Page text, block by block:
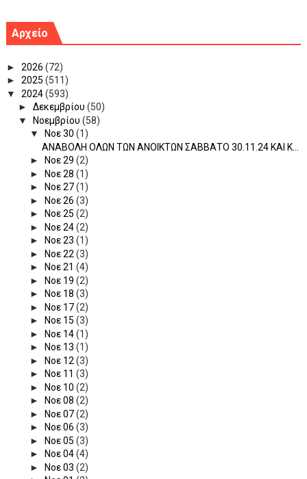
Αρχείο
► 2026 (72)
► 2025 (511)
▼ 2024(593)
► Δεκεμβρίου (50)
▼
Νοεμβρίου (58)
▼
Νοε 30 (1)
ANABOΛΗ ΟΛΩΝ ΤΩΝ ΑΝΟΙΚΤΩΝ ΣΑΒΒΑΤΟ 30.11.24 ΚΑΙ Κ...
►
Νοε 29 (2)
►
Νοε 28 (1)
►
Νοε 27(1)
►
Νοε 26 (3)
►
Νοε 25 (2)
►
Νοε 24(2)
►
Νοε 23 (1)
►
Νοε 22 (3)
►
Νοε 21 (4)
►
Νοε 19 (2)
►
Νοε 18 (3)
►
Νοε 17(2)
►
Νοε 15 (3)
►
Νοε 14(1)
►
Νοε 13 (1)
►
Νοε 12 (3)
►
Νοε 11 (3)
►
Νοε 10 (2)
►
Νοε 08 (2)
►
Νοε 07(2)
►
Νοε 06 (3)
►
Νοε 05 (3)
►
Νοε 04(4)
►
Νοε 03 (2)